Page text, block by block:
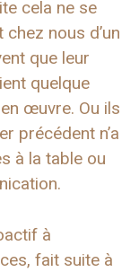
cela ne se
nous d’un
que leur
quelque
œuvre. Ou ils
précédent n’a
à la table ou
à
fait suite à